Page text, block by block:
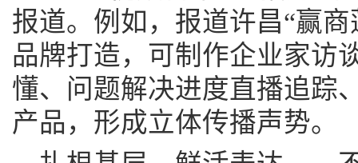
报道。例如，报道许昌“赢
品牌打造，可制作企业家访
懂、问题解决进度直播追踪
产品，形成立体传播声势。